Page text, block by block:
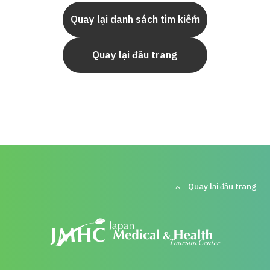
Quay lại danh sách tìm kiếm
Quay lại đầu trang
Quay lại đầu trang